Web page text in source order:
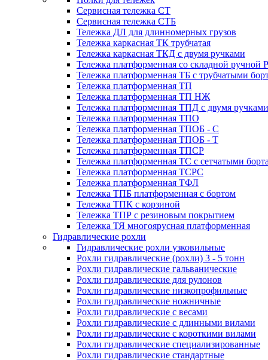
Сервисная тележка СТ
Сервисная тележка СТБ
Тележка ДЛ для длинномерных грузов
Тележка каркасная ТК трубчатая
Тележка каркасная ТКД с двумя ручками
Тележка платформенная со складной ручной
Тележка платформенная ТБ с трубчатыми
Тележка платформенная ТП
Тележка платформенная ТП НЖ
Тележка платформенная ТПД с двумя ручками
Тележка платформенная ТПО
Тележка платформенная ТПОБ - С
Тележка платформенная ТПОБ - Т
Тележка платформенная ТПСР
Тележка платформенная ТС с сетчатыми
Тележка платформенная ТСРС
Тележка платформенная ТФЛ
Тележка ТПБ платформенная с бортом
Тележка ТПК с корзиной
Тележка ТПР с резиновым покрытием
Тележка ТЯ многоярусная платформенная
Гидравлические рохли
Гидравлические рохли узковильные
Рохли гидравлические (рохли) 3 - 5 тонн
Рохли гидравлические гальванические
Рохли гидравлические для рулонов
Рохли гидравлические низкопрофильные
Рохли гидравлические ножничные
Рохли гидравлические с весами
Рохли гидравлические с длинными вилами
Рохли гидравлические с короткими вилами
Рохли гидравлические специализированные
Рохли гидравлические стандартные